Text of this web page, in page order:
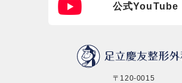
公式YouTube
〒120-0015